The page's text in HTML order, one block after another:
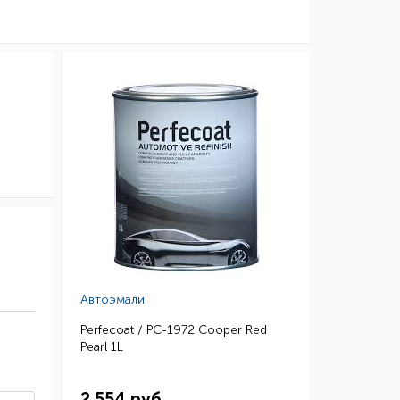
Автоэмали
Perfecoat / PC-1972 Cooper Red
Pearl 1L